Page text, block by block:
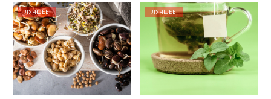
ЛУЧШЕЕ ЛУЧШЕЕ